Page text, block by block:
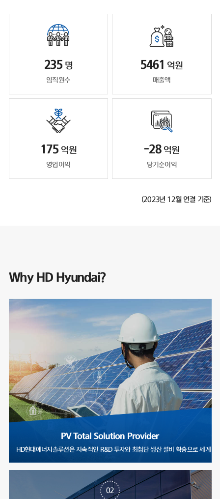
235 명
임직원수
5461 억원
매출액
175 억원
영업이익
-28 억원
당기순이익
(2023년 12월 연결 기준)
Why HD Hyundai?
PV Total Solution Provider
HD현대에너지솔루션은 지속적인 R&D 투자와 최첨단 생산 설비 확충으로
02